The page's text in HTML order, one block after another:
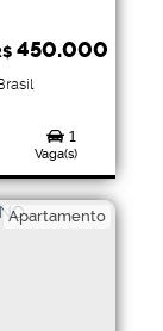
450.000
1
Vaga(s)
Apartamento